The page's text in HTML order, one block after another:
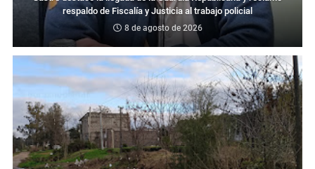
respaldo de Fiscalía y Justicia al trabajo policial
8 de agosto de 2026